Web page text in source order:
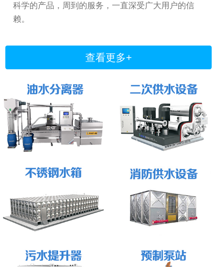
科学的产品，周到的服务，一直深受广大用户的信
赖。
查看更多+